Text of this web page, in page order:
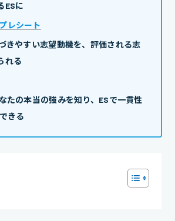
ESに
レシート
きやすい志望動機を、評価される志
れる
たの本当の強みを知り、ESで一貫性
きる